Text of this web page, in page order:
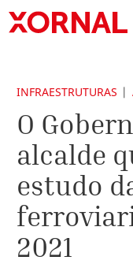
INFRAESTRUTURAS
O
alcalde
estudo
2021